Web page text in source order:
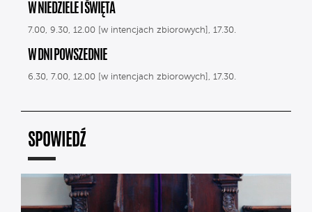
W NIEDZIELE I ŚWIĘTA
7.00, 9.30, 12.00 [w intencjach zbiorowych], 17.30.
W DNI POWSZEDNIE
6.30, 7.00, 12.00 [w intencjach zbiorowych], 17.30.
SPOWIEDŹ